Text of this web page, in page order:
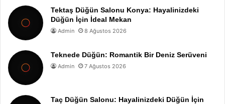
Tektaş Düğün Salonu Konya: Hayalinizdeki
Düğün İçin İdeal Mekan
Admin 8 Ağustos 2026
Teknede Düğün: Romantik Bir Deniz Serüveni
Admin 7 Ağustos 2026
Taç Düğün Salonu: Hayalinizdeki Düğün İçin